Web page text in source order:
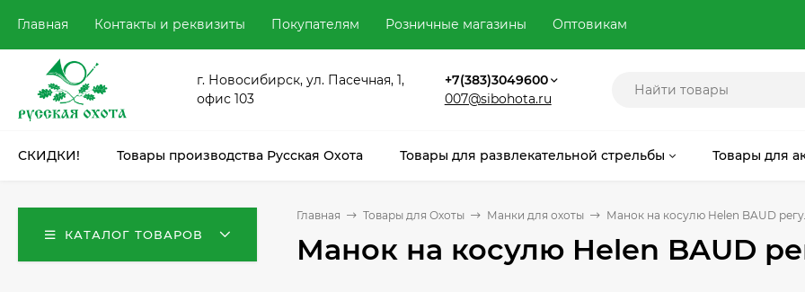
Главная Контакты и реквизиты Покупателям Розничные магазины Оптовикам
г. Новосибирск, ул. Пасечная, 1,
офис 103
+7(383)3049600
007@sibohota.ru
СКИДКИ! Товары производства Русская Охота Товары для развлекательной стрельбы Товары для
КАТАЛОГ ТОВАРОВ
Главная Товары для Охоты Манки для охоты Манок на косулю Helen BAUD
Манок на косулю Helen BAUD